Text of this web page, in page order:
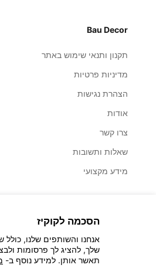
הסכמה לקוקיז
אנחנו והשותפים שלנו, כולל
שלך, להציג לך פרסומות
תאשר אותן. למידע נוסף ב-
Bau Decor
תקנון ותנאי שימוש באתר
מדיניות פרטיות
הצהרת נגישות
אודות
צרו קשר
שאלות ותשובות
מידע מקצועי